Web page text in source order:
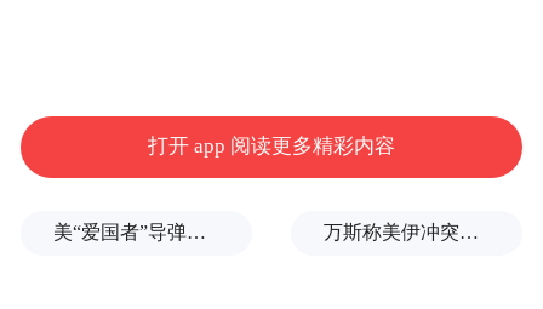
服务中心也分享了相关实践经验。双方一致
表示，将进一步加强区域协作，提升基本公
共卫生服务均等化水平。
打开 app 阅读更多精彩内容
美“爱国者”导弹库存被曝不足1700枚 万斯称美伊冲突仍处于“博弈中段”